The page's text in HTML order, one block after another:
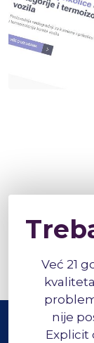
Već 21
nije
Explicit